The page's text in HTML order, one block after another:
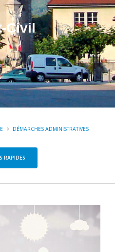
Civil
DÉMARCHES ADMINISTRATIVES
RAPIDES